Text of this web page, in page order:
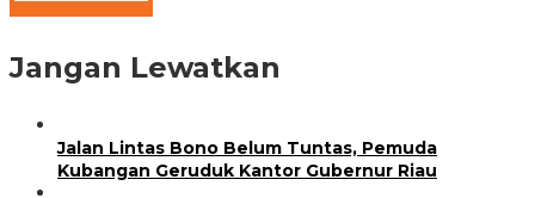
Jangan Lewatkan
Jalan Lintas Bono Belum Tuntas, Pemuda
Kubangan Geruduk Kantor Gubernur Riau